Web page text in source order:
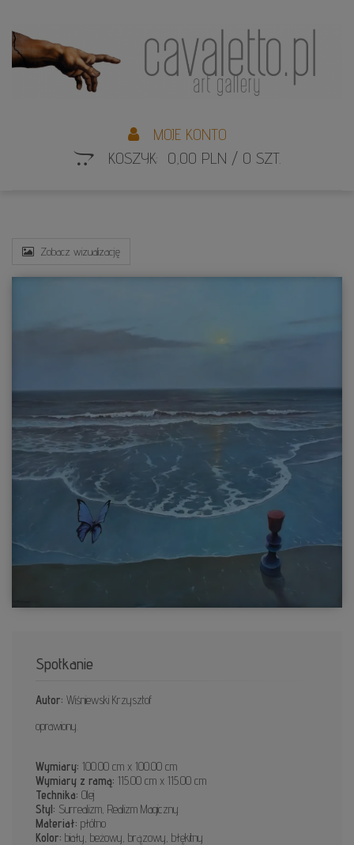
MOJE KONTO
KOSZYK: 0,00 PLN / 0 SZT.
Zobacz wizualizację
Spotkanie
Autor: Wiśniewski Krzysztof
oprawiony.
Wymiary: 100.00 cm x 100.00 cm
Wymiary z ramą: 115.00 cm x 115.00 cm
Technika: Olej
Styl: Surrealizm, Realizm Magiczny
Materiał: płótno
Kolor: biały, beżowy, brązowy, błękitny